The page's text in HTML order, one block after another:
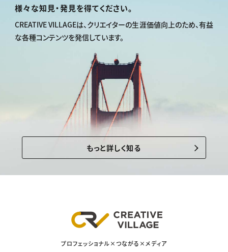
様々な知見・発見を得てください。
CREATIVE VILLAGEは、クリエイターの生涯価値向上のため、有益
な各種コンテンツを発信しています。
もっと詳しく知る
プロフェッショナル×つながる×メディア